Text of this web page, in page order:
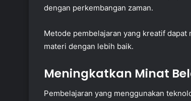
dengan perkembangan zaman.
Metode pembelajaran yang kreatif
materi dengan lebih baik.
Meningkatkan Minat
Pembelajaran yang menggunakan